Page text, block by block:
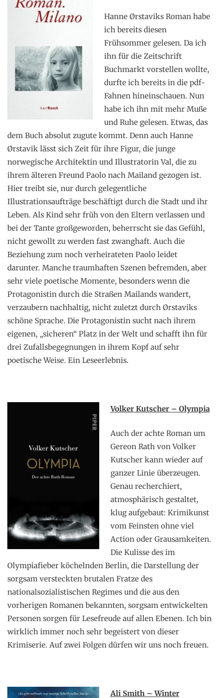
Hanne Ørstaviks Roman habe
ich bereits diesen
Frühsommer gelesen. Da ich
ihn für die Zeitschrift
Buchmarkt vorstellen wollte,
durfte ich bereits in die pdf-
Fahnen hineinschauen. Nun
habe ich ihn mit mehr Muße
und Ruhe gelesen. Etwas, das
dem Buch absolut zugute kommt. Denn auch Hanne
Ørstavik lässt sich Zeit für ihre Figur, die junge
norwegische Architektin und Illustratorin Val, die zu
ihrem älteren Freund Paolo nach Mailand gezogen ist.
Hier treibt sie, nur durch gelegentliche
Illustrationsaufträge beschäftigt durch die Stadt und ihr
Leben. Als Kind sehr früh von den Eltern verlassen und
bei der Tante großgeworden, beherrscht sie das Gefühl,
nicht gewollt zu werden fast zwanghaft. Auch die
Beziehung zum noch verheirateten Paolo leidet
darunter. Manche traumhaften Szenen befremden, aber
sehr viele poetische Momente, besonders wenn die
Protagonistin durch die Straßen Mailands wandert,
verzaubern nachhaltig, nicht zuletzt durch Ørstaviks
schöne Sprache. Die Protagonistin sucht nach ihrem
eigenen, „sicheren“ Platz in der Welt und schafft ihn für
drei Zufallsbegegnungen in ihrem Kopf auf sehr
poetische Weise. Ein Leseerlebnis.
Volker Kutscher – Olympia
Auch der achte Roman um
Gereon Rath von Volker
Kutscher kann wieder auf
ganzer Linie überzeugen.
Genau recherchiert,
atmosphärisch gestaltet,
klug aufgebaut: Krimikunst
vom Feinsten ohne viel
Action oder Grausamkeiten.
Die Kulisse des im
Olympiafieber köchelnden Berlin, die Darstellung der
sorgsam versteckten brutalen Fratze des
nationalsozialistischen Regimes und die aus den
vorherigen Romanen bekannten, sorgsam entwickelten
Personen sorgen für Lesefreude auf allen Ebenen. Ich bin
wirklich immer noch sehr begeistert von dieser
Krimiserie. Auf zwei Folgen dürfen wir uns noch freuen.
Ali Smith – Winter